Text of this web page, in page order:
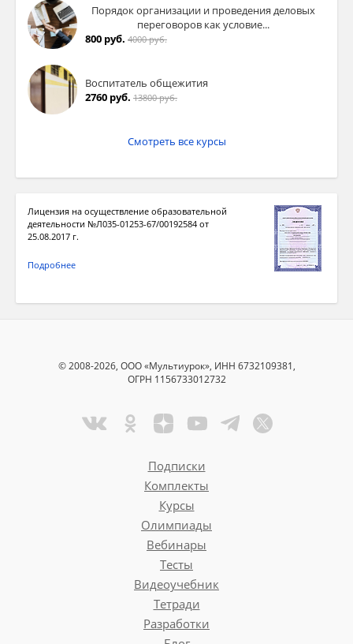
Порядок организации и проведения деловых
переговоров как условие...
800 руб. 4000 руб.
Воспитатель общежития
2760 руб. 13800 руб.
Смотреть все курсы
Лицензия на осуществление образовательной
деятельности №Л035-01253-67/00192584 от
25.08.2017 г.
Подробнее
© 2008-2026, ООО «Мультиурок», ИНН 6732109381,
ОГРН 1156733012732
Подписки
Комплекты
Курсы
Олимпиады
Вебинары
Тесты
Видеоучебник
Тетради
Разработки